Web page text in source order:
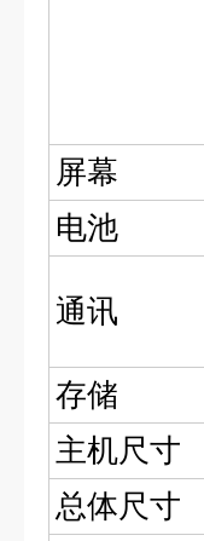
屏幕
电池
通讯
存储
主机尺寸
总体尺寸